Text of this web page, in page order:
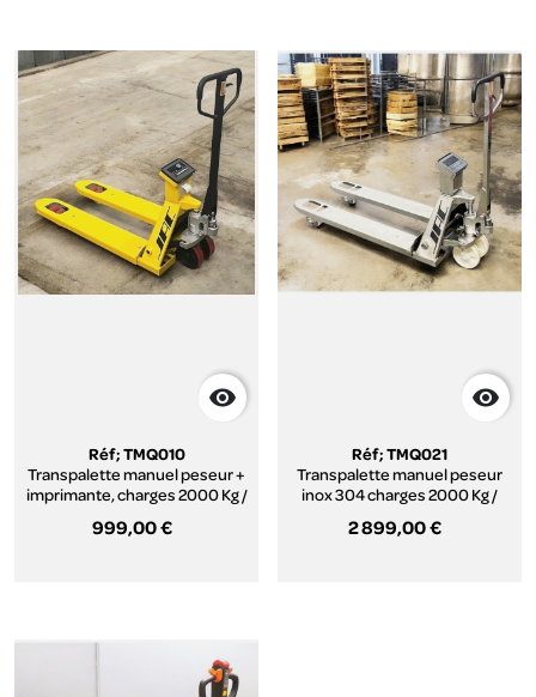

Réf; TMQ010
Transpalette manuel peseur +
imprimante, charges 2000 Kg /
999,00 €

Réf; TMQ021
Transpalette manuel peseur
inox 304 charges 2000 Kg /
2 899,00 €